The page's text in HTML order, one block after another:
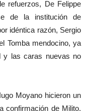
refuerzos, De Felippe
de la institución de
idéntica razón, Sergio
Tomba mendocino, ya
y las caras nuevas no
Moyano hicieron un
confirmación de Milito,